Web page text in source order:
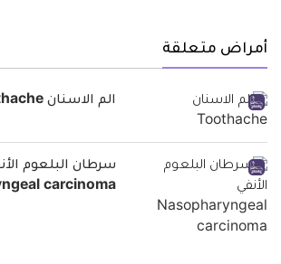
أمراض متعلقة
الم الاسنان Toothache
سرطان البلعوم
carcinoma